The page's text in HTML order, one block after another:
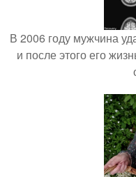
В 2006 году мужчина
и после этого его